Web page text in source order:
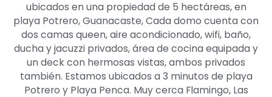
ubicados en una propiedad de 5 hectáreas, en
playa Potrero, Guanacaste, Cada domo cuenta con
dos camas queen, aire acondicionado, wifi, baño,
ducha y jacuzzi privados, área de cocina equipada y
un deck con hermosas vistas, ambos privados
también. Estamos ubicados a 3 minutos de playa
Potrero y Playa Penca. Muy cerca Flamingo, Las